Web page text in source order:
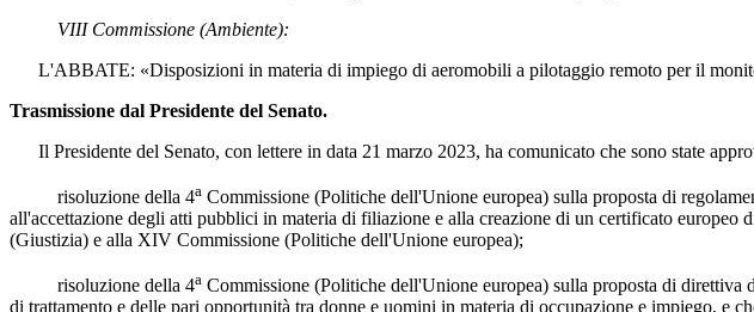
VIII Commissione (Ambiente):
L'ABBATE: «Disposizioni in materia di impiego di aeromobili a pilotaggio remoto per il
Trasmissione dal Presidente del Senato.
Il Presidente del Senato, con lettere in data 21 marzo 2023, ha comunicato che sono state
risoluzione della 4a Commissione (Politiche dell'Unione europea) sulla proposta di
all'accettazione degli atti pubblici in materia di filiazione e alla creazione di un certificato
(Giustizia) e alla XIV Commissione (Politiche dell'Unione europea);
risoluzione della 4a Commissione (Politiche dell'Unione europea) sulla proposta di
di trattamento e delle pari opportunità tra donne e uomini in materia di occupazione e impiego,